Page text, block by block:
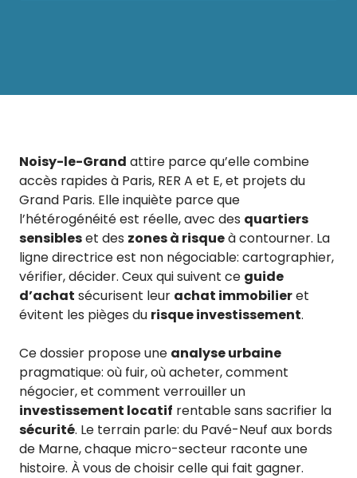
Noisy-le-Grand attire parce qu’elle combine
accès rapides à Paris, RER A et E, et projets du
Grand Paris. Elle inquiète parce que
l’hétérogénéité est réelle, avec des quartiers
sensibleset des zones à risqueà contourner. La
ligne directrice est non négociable: cartographier,
vérifier, décider. Ceux qui suivent ce guide
d’achat sécurisent leur achat immobilieret
évitent les pièges du risque investissement.
Ce dossier propose une analyse urbaine
pragmatique: où fuir, où acheter, comment
négocier, et comment verrouiller un
investissement locatif rentable sans sacrifier la
sécurité. Le terrain parle: du Pavé-Neuf aux bords
de Marne, chaque micro-secteur raconte une
histoire. À vous de choisir celle qui fait gagner.